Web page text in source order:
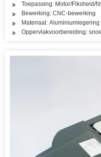
Toepassing: Motor/Fiksheid/
Bewerking: CNC-bewerking
Materiaal:
Oppervlakvoorbereiding: